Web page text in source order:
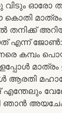
വിടും ഓരോ
കൊതി
തനിക്ക്
എന്ന്
കമ്പം
ആരതി
എന്തേലും
ഞാൻ